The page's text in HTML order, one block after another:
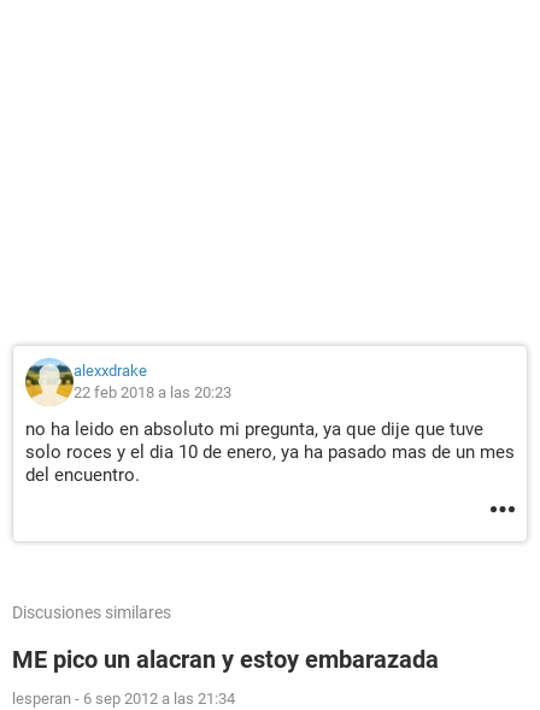
alexxdrake
22 feb 2018 a las 20:23
no ha leido en absoluto mi pregunta, ya que dije que tuve
solo roces y el dia 10 de enero, ya ha pasado mas de un mes
del encuentro.
Discusiones similares
ME pico un alacran y estoy embarazada
lesperan - 6 sep 2012 a las 21:34